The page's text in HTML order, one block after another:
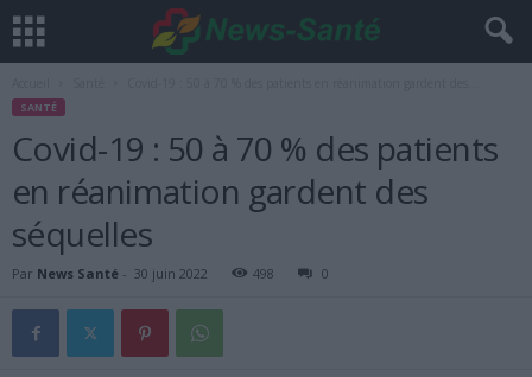
SANTÉ
Covid-19 : 50 à 70 % des patients
en réanimation gardent des
séquelles
Par News Santé - 30 juin 2022 498 0